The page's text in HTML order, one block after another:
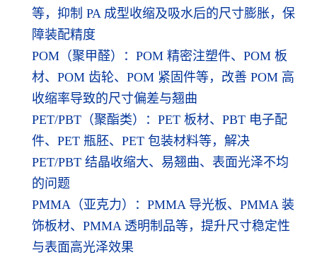
等，抑制 PA 成型收缩及吸水后的尺寸膨胀，保
障装配精度
POM（聚甲醛）：POM 精密注塑件、POM 板
材、POM 齿轮、POM 紧固件等，改善 POM 高
收缩率导致的尺寸偏差与翘曲
PET/PBT（聚酯类）：PET 板材、PBT 电子配
件、PET 瓶胚、PET 包装材料等，解决
PET/PBT 结晶收缩大、易翘曲、表面光泽不均
的问题
PMMA（亚克力）：PMMA 导光板、PMMA 装
饰板材、PMMA 透明制品等，提升尺寸稳定性
与表面高光泽效果